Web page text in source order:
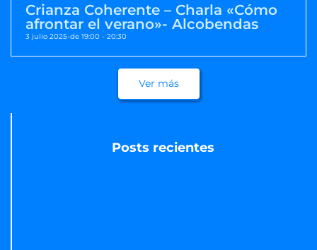
Crianza Coherente – Charla «Cómo
afrontar el verano»- Alcobendas
3 julio 2025-de 19:00 - 20:30
Ver más
Posts recientes